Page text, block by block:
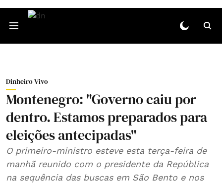
Dinheiro Vivo
Montenegro: "Governo caiu por
dentro. Estamos preparados para
eleições antecipadas"
O primeiro-ministro esteve esta terça-feira de
manhã reunido com o presidente da República
na sequência das buscas em São Bento e nos